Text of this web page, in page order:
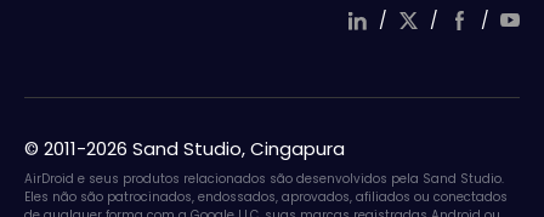
/ / /
© 2011-2026 Sand Studio, Cingapura
AirDroid e seus produtos relacionados são desenvolvidos pela Sand Studio.
Eles não são patrocinados, endossados, aprovados, afiliados ou conectados